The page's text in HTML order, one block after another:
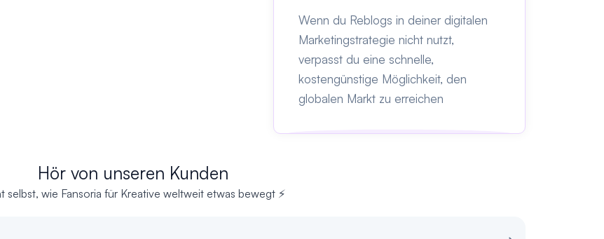
Wenn du Reblogs in deiner digitalen
Marketingstrategie nicht nutzt,
verpasst du eine schnelle,
kostengünstige Möglichkeit, den
globalen Markt zu erreichen
Hör von unseren Kunden
selbst, wie Fansoria für Kreative weltweit etwas bewegt ⚡